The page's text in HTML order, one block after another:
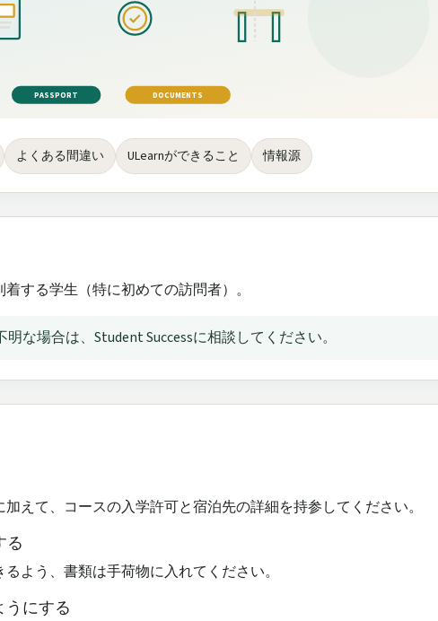
PASSPORT DOCUMENTS
よくある間違い ULearnができること 情報源
する学生（特に初めての訪問者）。
な場合は、Student Successに相談してください。
えて、コースの入学許可と宿泊先の詳細を持参してください。
る
よう、書類は手荷物に入れてください。
うにする